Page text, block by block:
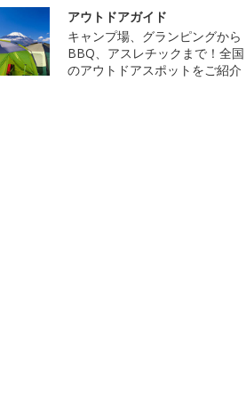
アウトドアガイド
キャンプ場、グランピングから
BBQ、アスレチックまで！全国
のアウトドアスポットをご紹介